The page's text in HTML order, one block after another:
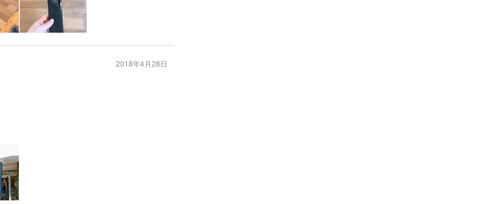
2018年4月28日